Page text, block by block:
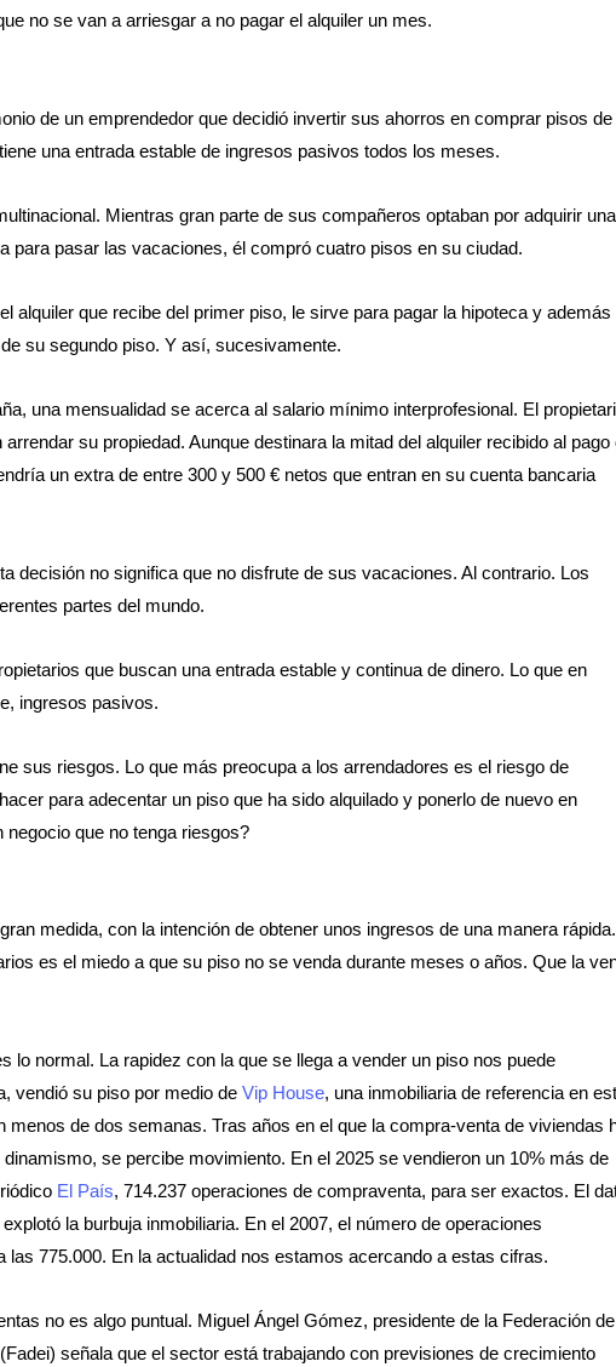
no se van a arriesgar a no pagar el alquiler un mes.
de un emprendedor que decidió invertir sus ahorros en comprar pisos de
una entrada estable de ingresos pasivos todos los meses.
Mientras gran parte de sus compañeros optaban por adquirir una
para pasar las vacaciones, él compró cuatro pisos en su ciudad.
alquiler que recibe del primer piso, le sirve para pagar la hipoteca y además
su segundo piso. Y así, sucesivamente.
una mensualidad se acerca al salario mínimo interprofesional. El
su propiedad. Aunque destinara la mitad del alquiler recibido al pago
un extra de entre 300 y 500 € netos que entran en su cuenta bancaria
decisión no significa que no disfrute de sus vacaciones. Al contrario. Los
partes del mundo.
que buscan una entrada estable y continua de dinero. Lo que en
ingresos pasivos.
sus riesgos. Lo que más preocupa a los arrendadores es el riesgo de
para adecentar un piso que ha sido alquilado y ponerlo de nuevo en
que no tenga riesgos?
medida, con la intención de obtener unos ingresos de una manera rápida.
es el miedo a que su piso no se venda durante meses o años. Que la
lo normal. La rapidez con la que se llega a vender un piso nos puede
vendió su piso por medio de Vip House, una inmobiliaria de referencia en
menos de dos semanas. Tras años en el que la compra-venta de viviendas
se percibe movimiento. En el 2025 se vendieron un 10% más de
El País, 714.237 operaciones de compraventa, para ser exactos. El
la burbuja inmobiliaria. En el 2007, el número de operaciones
las 775.000. En la actualidad nos estamos acercando a estas cifras.
no es algo puntual. Miguel Ángel Gómez, presidente de la Federación de
señala que el sector está trabajando con previsiones de crecimiento